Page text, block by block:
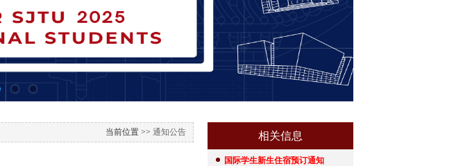
当前位置 >> 通知公告 相关信息
国际学生新生住宿预订通知